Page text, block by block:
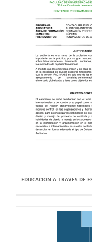
EDUCACIÓN A TRAVÉS DE